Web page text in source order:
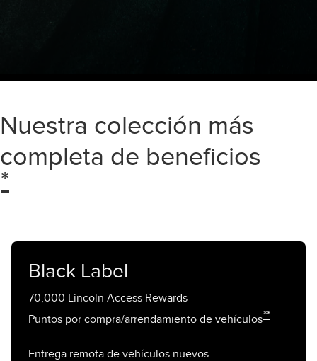
Nuestra colección más
completa de beneficios
*
Black Label
70,000 Lincoln Access Rewards
Puntos por compra/arrendamiento de vehículos**
Entrega remota de vehículos nuevos